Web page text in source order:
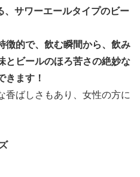
サワーエールタイプのビー
徴的で、飲む瞬間から、飲み
とビールのほろ苦さの絶妙な
きます！
香ばしさもあり、女性の方に